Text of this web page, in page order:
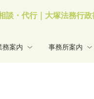
談・代行｜大塚法務行
務案内 事務所案内